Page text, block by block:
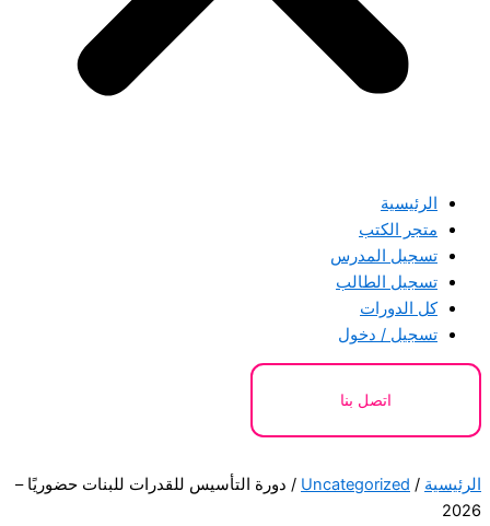
الرئيسية
متجر الكتب
تسجيل المدرس
تسجيل الطالب
كل الدورات
تسجيل / دخول
اتصل بنا
/
Uncategorized/ دورة التأسيس للقدرات للبنات حضوريًا –